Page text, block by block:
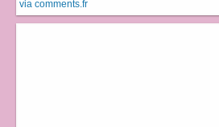
via comments.fr